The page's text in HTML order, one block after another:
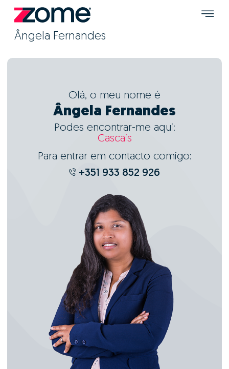
Ângela Fernandes
Olá, o meu nome é
Ângela Fernandes
Podes encontrar-me aqui:
Cascais
Para entrar em contacto comigo:
+351 933 852 926